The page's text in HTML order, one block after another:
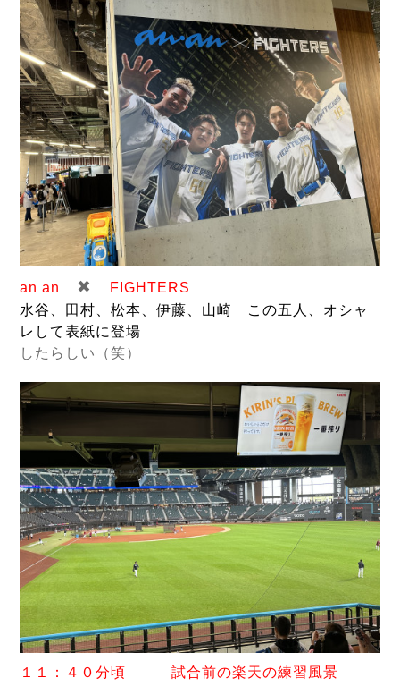
an an ✖
FIGHTERS
水谷、田村、松本、伊藤、山崎 この五人、オシャ
レして表紙に登場
したらしい（笑）
１１：４０分頃 試合前の楽天の練習風景